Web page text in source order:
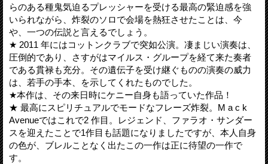
らのある種鬼気迫るプレッシャーを受ける最高の緊迫感を強
いられながら、炸裂のソロで会場を熱狂させたことは、今
や、一つの伝説と言えるでしょう。
★ 2011 年にはコットンクラブで突如公演。凄まじい演奏は、
圧倒的であり、さすがはマイルス・グループを経て来た奏者
である貫禄も充分。その遺伝子を受け継ぐものの演奏の威力
は、若手の手本、を示してくれたものでした。
★本作は、その来日時にケニー自身も語っていた作品！
★ 最高にスピリチュアルでモードなフレーズ炸裂。M a c k
Avenueではこれで2 作目。レジェンド、ファラオ・サンダー
スを迎えたことで1作目も話題になりましたですが、本人自身
の色が、ブレルことなく出たこの一作は正に待望の一作で
す。